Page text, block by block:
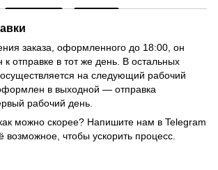
заказа, оформленного до 18:00, он
к отправке в тот же день. В остальных
осуществляется на следующий рабочий
в выходной — отправка
рабочий день.
можно скорее? Напишите нам в Telegram
чтобы ускорить процесс.